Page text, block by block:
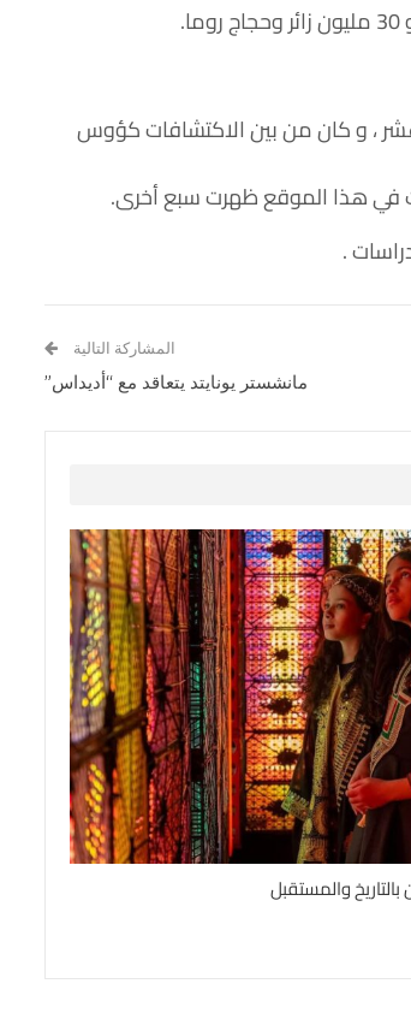
عشر ، و كان من بين الاكتشافات كؤوس
في هذا الموقع ظهرت سبع أخرى.
.
المشاركة التالية
مانشستر يونايتد يتعاقد مع “أديداس”
والمستقبل